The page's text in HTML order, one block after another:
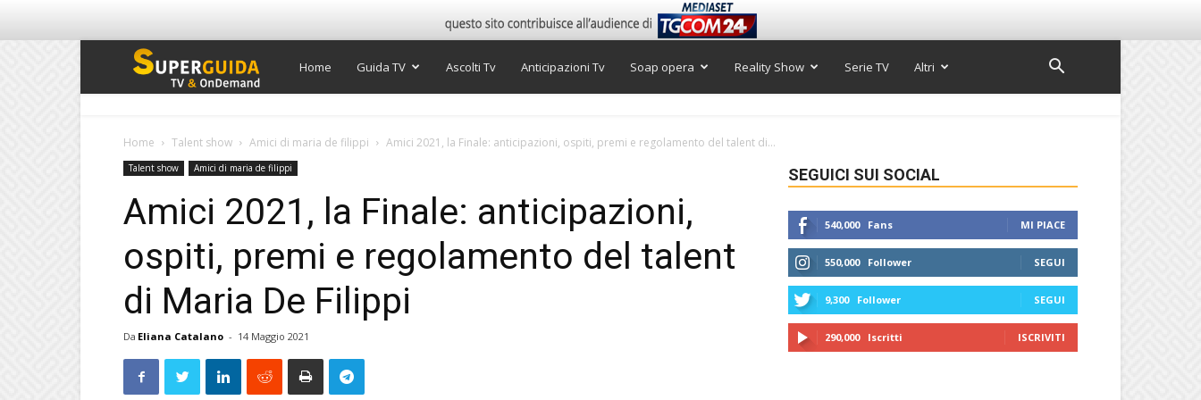
Super
TV
Home Guida TV Ascolti Tv Anticipazioni Tv Soap opera Reality Show Serie TV Altri
Home Talent show Amici di maria de filippi Amici 2021, la Finale: anticipazioni, ospiti, premi e regolamento del talent di...
Talent show Amici di maria de filippi
Amici 2021, la Finale: anticipazioni,
ospiti, premi e regolamento del talent
di Maria De Filippi
Da Eliana Catalano - 14 Maggio 2021
SEGUICI SUI SOCIAL
540,000 Fans MI PIACE
550,000 Follower SEGUI
9,300 Follower SEGUI
290,000 Iscritti ISCRIVITI